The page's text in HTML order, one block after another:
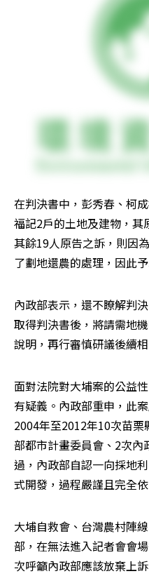
在判決書中，彭秀春、柯
福記2戶的土地及建物，
其餘19人原告之訴，則因
了劃地還農的處理，因此
內政部表示，還不瞭解判
取得判決書後，將請需地
說明，再行審慎研議後續
面對法院對大埔案的公益
有疑義。內政部重申，此
2004年至2012年10次苗
部都市計畫委員會、2次內
過，內政部自認一向採地
式開發，過程嚴謹且完全
大埔自救會、台灣農村陣
部，在無法進入記者會會
次呼籲內政部應該放棄上